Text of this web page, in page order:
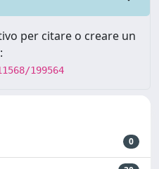
per citare o creare un
199564
0